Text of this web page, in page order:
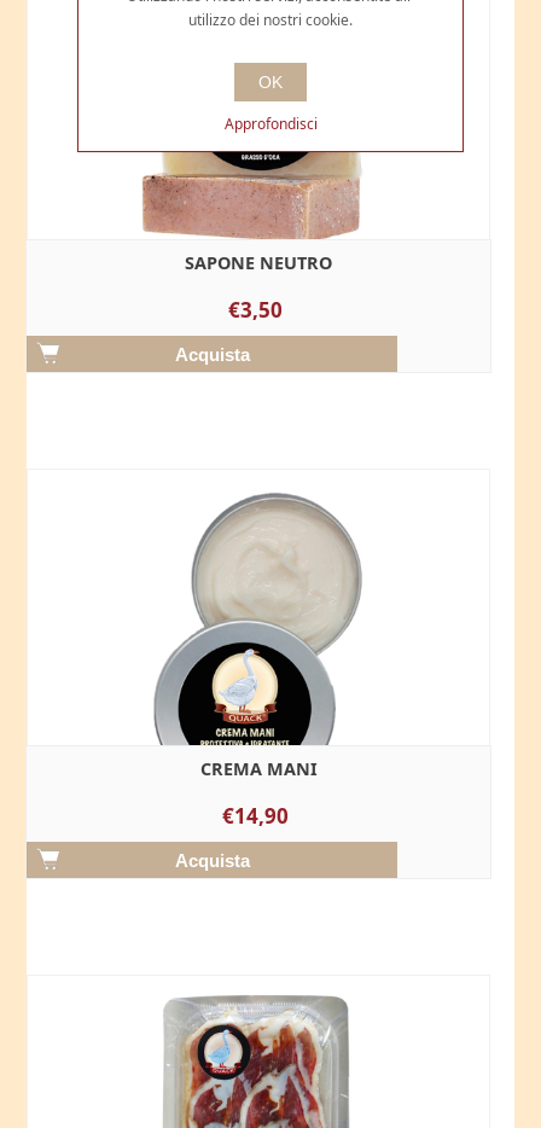
SAPONE NEUTRO
€3,50
CREMA MANI
€14,90
utilizzo dei nostri cookie.
OK
Approfondisci